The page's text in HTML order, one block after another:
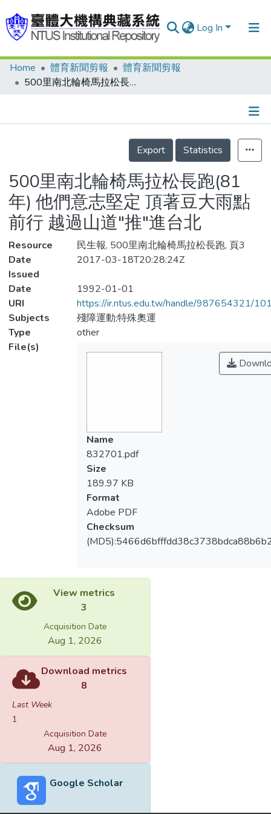
Log In
Communities & Collections
Statistics
Home 體育新聞剪報
體育新聞剪報
500里南北輪椅馬拉松長跑(81年) 他們意志堅定 頂著豆大雨點前行 越過山道"推"進台北
Details
Export
Statistics
500里南北輪椅馬拉松長跑(81
年) 他們意志堅定 頂著豆大雨點
前行 越過山道"推"進台北
Resource
民生報, 500里南北輪椅馬拉松長跑, 頁3
Date
Issued
2017-03-18T20:28:24Z
Date
1992-01-01
URI
https://ir.ntus.edu.tw/handle/987654321/
Subjects
殘障運動;特殊奧運
Type
other
File(s)
Name
832701.pdf
Size
189.97 KB
Format
Adobe PDF
Checksum
View metrics
3
Acquisition Date
Aug 1, 2026
Download metrics
8
Last Week
1
Acquisition Date
Aug 1, 2026
Google Scholar